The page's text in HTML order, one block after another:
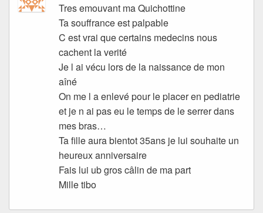
Tres emouvant ma Quichottine
Ta souffrance est palpable
C est vrai que certains medecins nous
cachent la verité
Je l ai vécu lors de la naissance de mon
aîné
On me l a enlevé pour le placer en pediatrie
et je n ai pas eu le temps de le serrer dans
mes bras…
Ta fille aura bientot 35ans je lui souhaite un
heureux anniversaire
Fais lui ub gros câlin de ma part
Mille tibo